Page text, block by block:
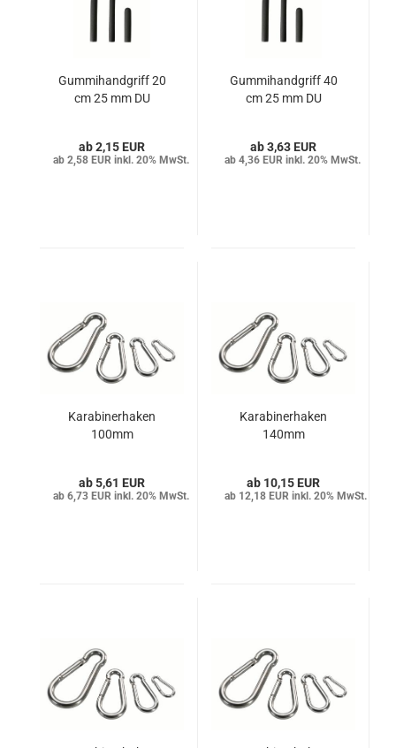
Gummihandgriff 20
cm 25 mm DU
2,15 EUR
2,58 EUR inkl. 20% MwSt.
Gummihandgriff 40
cm 25 mm DU
3,63 EUR
4,36 EUR inkl. 20% MwSt.
Karabinerhaken
100mm
5,61 EUR
6,73 EUR inkl. 20% MwSt.
Karabinerhaken
140mm
10,15 EUR
12,18 EUR inkl. 20% MwSt.